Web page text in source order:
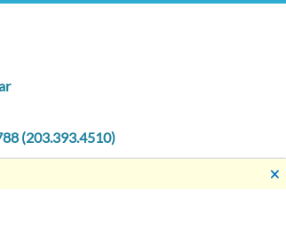
🗙
(203.393.4510)